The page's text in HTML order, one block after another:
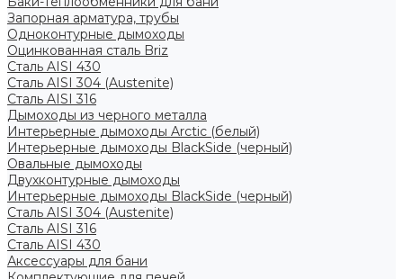
Запорная арматура, трубы
Одноконтурные дымоходы
Оцинкованная сталь Briz
Сталь AISI 430
Сталь AISI 304 (Austenite)
Сталь AISI 316
Дымоходы из черного металла
Интерьерные дымоходы Arctic (белый)
Интерьерные дымоходы BlackSide (черный)
Овальные дымоходы
Двухконтурные дымоходы
Интерьерные дымоходы BlackSide (черный)
Сталь AISI 304 (Austenite)
Сталь AISI 316
Сталь AISI 430
Аксессуары для бани